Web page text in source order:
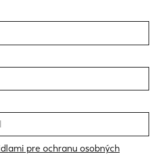
pre ochranu osobných